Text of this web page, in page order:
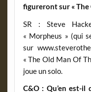
figureront sur « The
SR : Steve
« Morpheus » (qui
sur
« The Old Man Of
joue un solo.
C&O : Qu’en est-